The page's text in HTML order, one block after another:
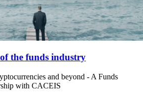
the funds industry
and beyond - A Funds
with CACEIS